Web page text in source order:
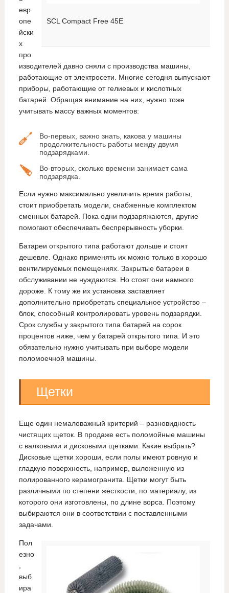
SCL Compact Free 45E
евр
опе
йски
х
про
изводителей давно сняли с производства машины,
работающие от электросети. Многие сегодня выпускают
приборы, работающие от гелиевых и кислотных
батарей. Обращая внимание на них, нужно тоже
учитывать массу важных моментов:
Во-первых, важно знать, какова у машины
продолжительность работы между двумя
подзарядками.
Во-вторых, сколько времени занимает сама
подзарядка.
Если нужно максимально увеличить время работы,
стоит приобретать модели, снабженные комплектом
сменных батарей. Пока одни подзаряжаются, другие
помогают обеспечивать беспрерывность уборки.
Батареи открытого типа работают дольше и стоят
дешевле. Однако применять их можно только в хорошо
вентилируемых помещениях. Закрытые батареи в
обслуживании не нуждаются. Но стоят они намного
дороже. К тому же их установка заставляет
дополнительно приобретать специальное устройство –
блок, способный контролировать уровень подзарядки.
Срок службы у закрытого типа батарей на сорок
процентов ниже, чем у батарей открытого типа. И это
обязательно нужно учитывать при выборе модели
поломоечной машины.
Щетки
Еще один немаловажный критерий – разновидность
чистящих щеток. В продаже есть поломойные машины
с валковыми и дисковыми щетками. Какие выбрать?
Дисковые щетки хороши, если полы имеют ровную и
гладкую поверхность, например, выложенную из
полированного керамогранита. Щетки могут быть
различными по степени жесткости, по материалу, из
которого они изготовлены, по длине ворса. Поэтому
выбираются они в соответствии с поставленными
задачами.
Пол
езно
выб
ира